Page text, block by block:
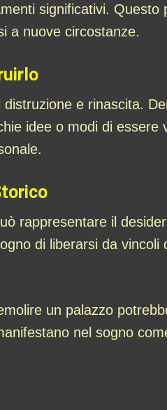
significativi.
a nuove circostanze.
e rinascita.
idee o modi di
rappresentare il
di liberarsi da
un palazzo
nel sogno